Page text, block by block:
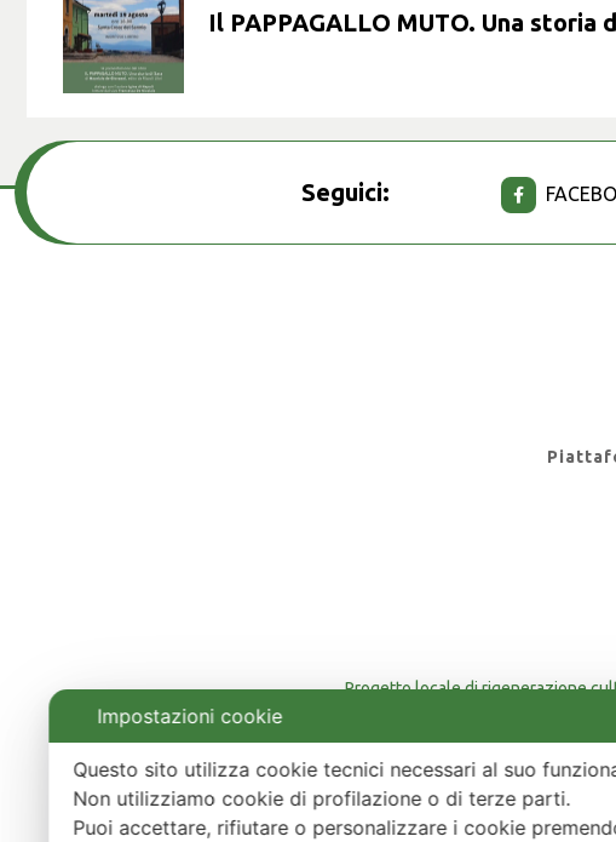
Il PAPPAGALLO MUTO. Una storia
Seguici:
Progetto locale di rigenerazione
Impostazioni cookie
Questo sito utilizza cookie tecnici necessari al suo
Non utilizziamo cookie di profilazione o di terze parti.
Puoi accettare, rifiutare o personalizzare i cookie